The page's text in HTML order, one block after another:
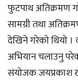
फुटपाथ अतिक्रमण
सामग्री तथा
देखिने गरेको थियो ।
अभियान चलाउनु
संयोजक जयप्रकाश